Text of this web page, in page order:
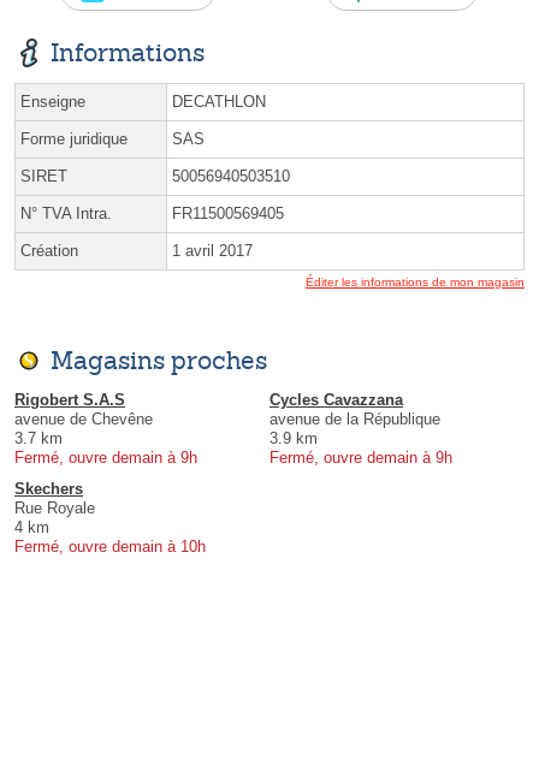
Informations
Enseigne DECATHLON
Forme juridique SAS
SIRET 50056940503510
N° TVA Intra. FR11500569405
Création 1 avril 2017
Éditer les informations de mon magasin
Magasins proches
Rigobert S.A.S
avenue de Chevêne
3.7 km
Fermé, ouvre demain à 9h
Cycles Cavazzana
avenue de la République
3.9 km
Fermé, ouvre demain à 9h
Skechers
Rue Royale
4 km
Fermé, ouvre demain à 10h